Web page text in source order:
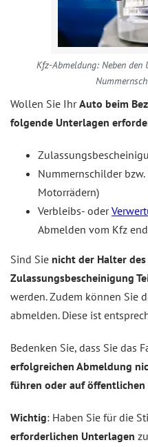
Kfz-Abmeldung: Neben den
Wollen Sie IhrAuto beim
folgende Unterlagen
Nummernschilder
Motorrädern)
Verbleibs- oder
Abmelden vom Kfz
Sind Sie nicht der Halter des
Zulassungsbescheinigung
werden. Zudem können Sie
abmelden. Diese ist
Bedenken Sie, dass Sie das
erfolgreichen Abmeldung
führen oder auf
Wichtig: Haben Sie für die
erforderlichen Unterlagen